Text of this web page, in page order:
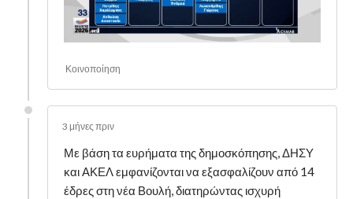
Κοινοποίηση
3 μήνες πριν
Με βάση τα ευρήματα της δημοσκόπησης, ΔΗΣΥ
και ΑΚΕΛ εμφανίζονται να εξασφαλίζουν από 14
έδρες στη νέα Βουλή, διατηρώντας ισχυρή